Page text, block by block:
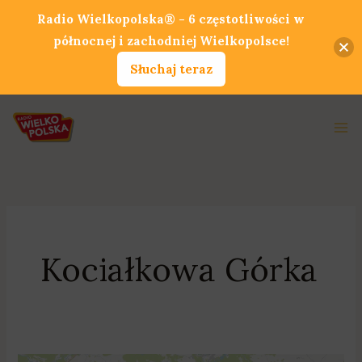
Kociałkowa Górka
Radio Wielkopolska® - 6 częstotliwości w
północnej i zachodniej Wielkopolsce!
Słuchaj teraz